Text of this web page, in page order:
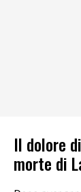
Il dolore
morte di